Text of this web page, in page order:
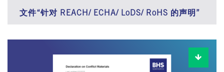
文件“针对 REACH/ ECHA/ LoDS/ RoHS 的声明”